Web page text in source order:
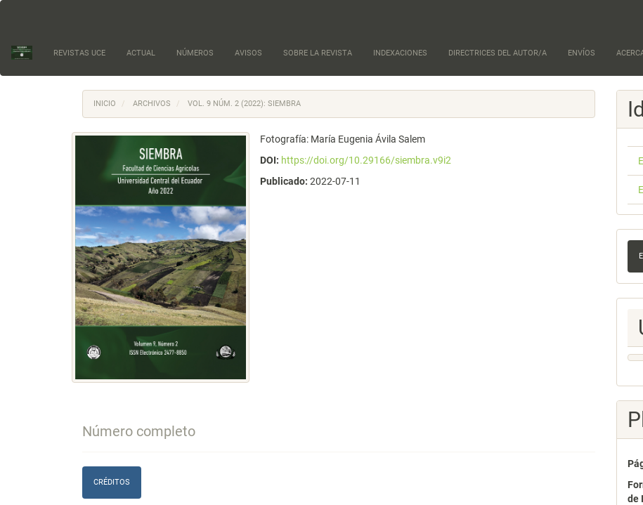
principal
Barra
lateral
REVISTAS UCE ACTUAL NÚMEROS AVISOS SOBRE LA REVISTA INDEXACIONES DIRECTRICES DEL AUTOR/A ENVÍOS
INICIO ARCHIVOS VOL. 9 NÚM. 2 (2022): SIEMBRA
Fotografía: María Eugenia Ávila Salem
DOI: https://doi.org/10.29166/siembra.v9i2
Publicado:2022-07-11
Número completo
CRÉDITOS
un
de